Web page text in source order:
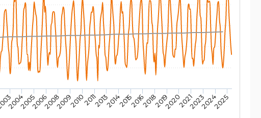
2014
20042005200620082009201020112013 201520162018201920202021202320242025